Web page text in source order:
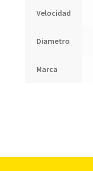
Velocidad
Diametro
Marca